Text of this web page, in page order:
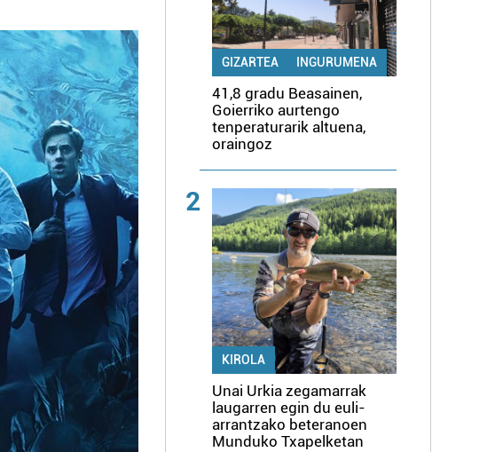
GIZARTEA INGURUMENA
41,8 gradu Beasainen,
Goierriko aurtengo
tenperaturarik altuena,
oraingoz
2
KIROLA
Unai Urkia zegamarrak
laugarren egin du euli-
arrantzako beteranoen
Munduko Txapelketan